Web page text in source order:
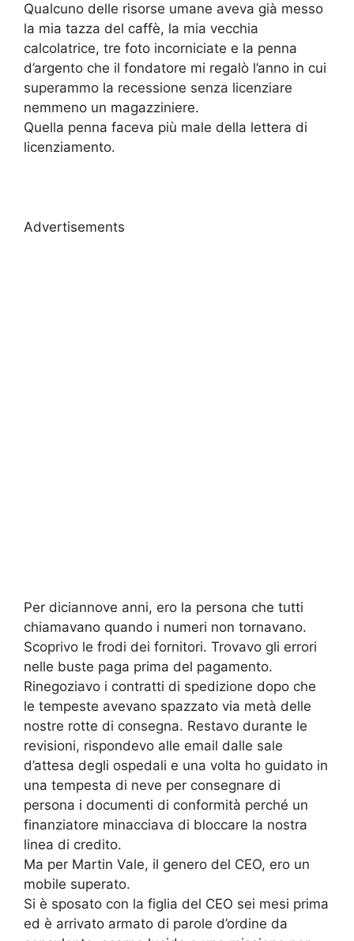
Qualcuno delle risorse umane aveva già messo
la mia tazza del caffè, la mia vecchia
calcolatrice, tre foto incorniciate e la penna
d’argento che il fondatore mi regalò l’anno in cui
superammo la recessione senza licenziare
nemmeno un magazziniere.
Quella penna faceva più male della lettera di
licenziamento.
Advertisements
Per diciannove anni, ero la persona che tutti
chiamavano quando i numeri non tornavano.
Scoprivo le frodi dei fornitori. Trovavo gli errori
nelle buste paga prima del pagamento.
Rinegoziavo i contratti di spedizione dopo che
le tempeste avevano spazzato via metà delle
nostre rotte di consegna. Restavo durante le
revisioni, rispondevo alle email dalle sale
d’attesa degli ospedali e una volta ho guidato in
una tempesta di neve per consegnare di
persona i documenti di conformità perché un
finanziatore minacciava di bloccare la nostra
linea di credito.
Ma per Martin Vale, il genero del CEO, ero un
mobile superato.
Si è sposato con la figlia del CEO sei mesi prima
ed è arrivato armato di parole d’ordine da